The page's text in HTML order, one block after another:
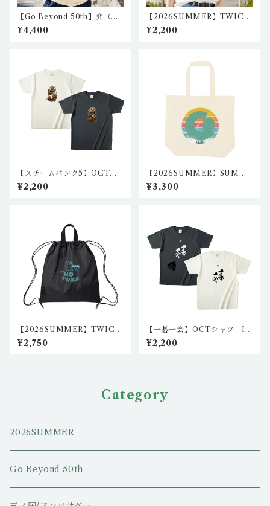
【Go Beyond 50th】弈（え
き）リラックスフィットシャ
ツ（アイボリー）
¥4,400
【2026SUMMER】TWICE
クロウ2リンガーTシャツ（バ
ーガンディ/ナチュラル） igo-
¥2,200
【スチームパンク5】OCTシ
ャツ I5-CT-N101,2（2カラ
ー）
¥2,200
【2026SUMMER】SUMME
Rロゴ キャンバストートバッ
グ(L) igo-tb-02
¥3,300
【2026SUMMER】TWICE
ロゴリップストップリュック
（ブラック）igo-ns-02
¥2,750
【一碁一会】OCTシャツ IG
-CT-N101,2（２カラー）
¥2,200
Category
2026SUMMER
Go Beyond 50th